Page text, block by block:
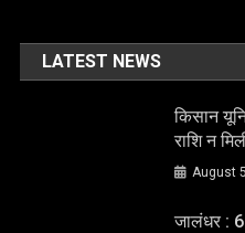
LATEST NEWS
किसान
राशि न
August
जालंधर :